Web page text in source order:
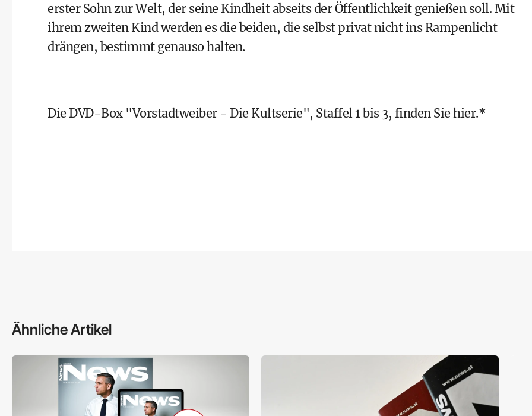
erster Sohn zur Welt, der seine Kindheit abseits der Öffentlichkeit genießen soll. Mit
ihrem zweiten Kind werden es die beiden, die selbst privat nicht ins Rampenlicht
drängen, bestimmt genauso halten.
Die DVD-Box "Vorstadtweiber - Die Kultserie", Staffel 1 bis 3, finden Sie hier.*
Ähnliche Artikel